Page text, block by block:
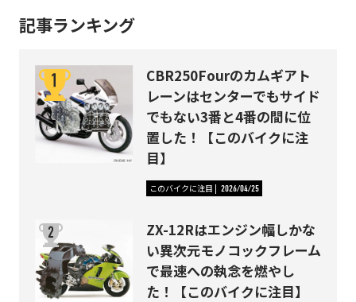
記事ランキング
CBR250Fourのカムギアト
レーンはセンターでもサイド
でもない3番と4番の間に位
置した！【このバイクに注
目】
このバイクに注目 2026/04/25
ZX-12Rはエンジン幅しかな
い異次元モノコックフレーム
で最速への執念を燃やし
た！【このバイクに注目】